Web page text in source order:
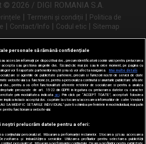
© 2026 / DIGI ROMANIA S.A.
| Termeni și condiții | Politica de
| Contact/Info | Codul etic | Sitemap
Urmărește-ne și pe
personale să rămână confidențiale
accesăm informații pe dispozitivul dvs., precum identificatorii cookie unici pentru prelucrarea
sau gestiona alegerile dvs. făcând clic mai jos sau în orice moment, pe pagina cu
vor fi raportate partenerilor noștri și nu vă vor afecta navigarea.
Mai multe detalii
si agentiile de publicitate partenere, precum si furnizorii nostri de servicii de date
website-ului sa functioneze, pentru a personaliza continutul si anunturile publicitare afisate
dvs., pentru a va oferi functionalitati aferente retelelor de socializare si pentru a analiza
prevazute de art. 15-22 din GDPR in legatura cu prelucrarea datelor cu caracter
prin modalitatea indicata aici. Prin click pe “ACCEPT TOATE”, acceptati folosirea
implica inclusiv acceptul dvs. cu privire la stocarea/accesarea informatiilor de catre Vendor-ii
SA MODIFIC SETARILE INDIVIDUAL” puteti schimba preferintele in mod individual, mai putin
functionarea website-ului.
noștri prelucrăm datele pentru a oferi:
conținutului personalizat. Măsurarea performanței reclamelor. Stocarea și/sau accesarea
și îmbunătățirea serviciilor. Utilizarea profilurilor pentru selectarea publicității